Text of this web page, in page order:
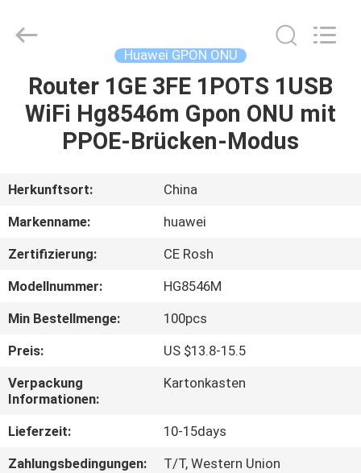
HAUS
PRODUKTE
ÜBER
UNS
FABRIK-
AUSFLUG
QUALITÄTSKONTROLLE
TRETEN
SIE
MIT
LIMITED.
Huawei GPON ONU
Router 1GE 3FE 1POTS 1USB
WiFi Hg8546m Gpon ONU mit
PPOE-Brücken-Modus
Herkunftsort:
China
Markenname:
huawei
Zertifizierung:
CE Rosh
Modellnummer:
HG8546M
Min Bestellmenge:
100pcs
Preis:
US $13.8-15.5
Verpackung
Informationen:
Kartonkasten
Lieferzeit:
10-15days
Zahlungsbedingungen:
T/T, Western Union